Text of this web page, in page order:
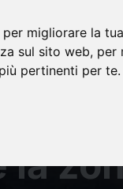
migliorare la
sul sito web, per
pertinenti per te.
su
la